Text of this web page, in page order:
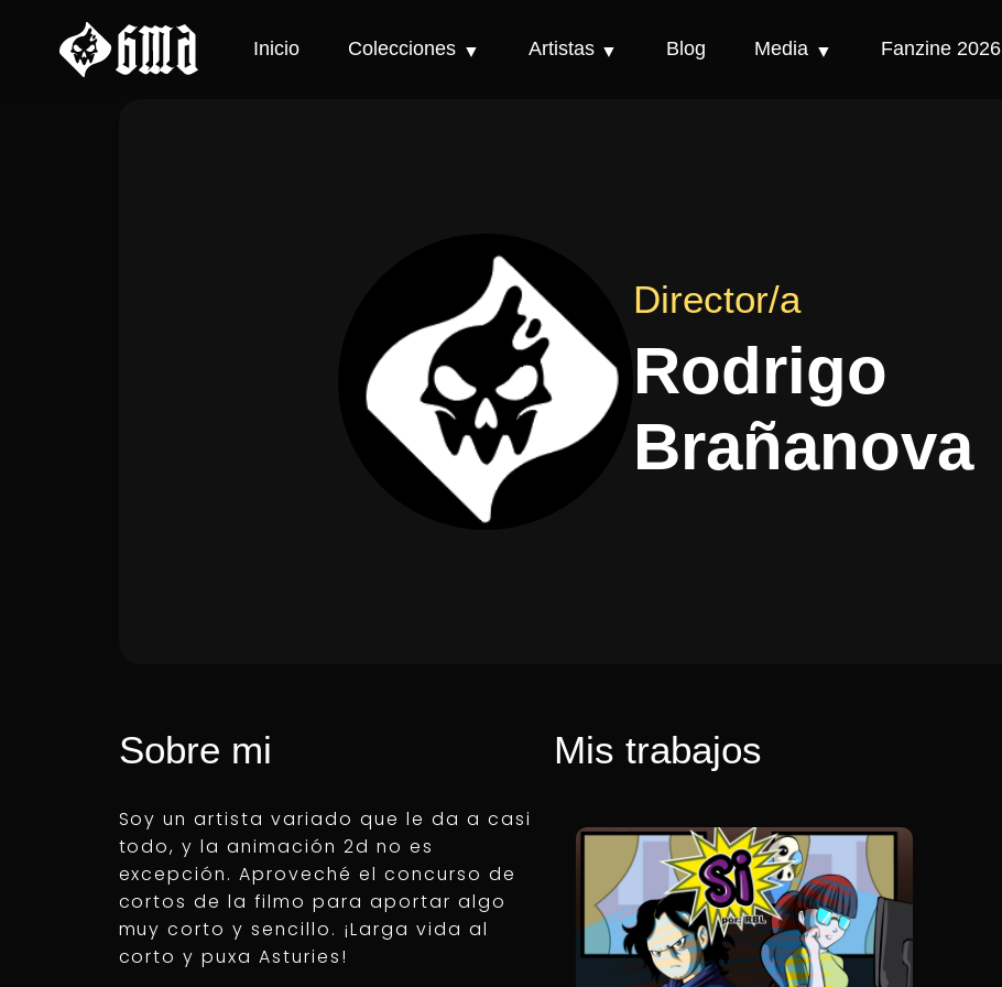
Inicio Colecciones Artistas Blog Media Fanzine 2026
Director/a
Rodrigo
Brañanova
Sobre mi
Soy un artista variado que le da a casi
todo, y la animación 2d no es
excepción. Aproveché el concurso de
cortos de la filmo para aportar algo
muy corto y sencillo. ¡Larga vida al
corto y puxa Asturies!
Mis trabajos